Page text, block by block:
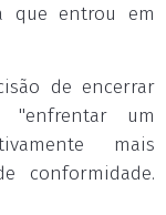
que entrou em
de encerrar
"enfrentar um
mais
conformidade.